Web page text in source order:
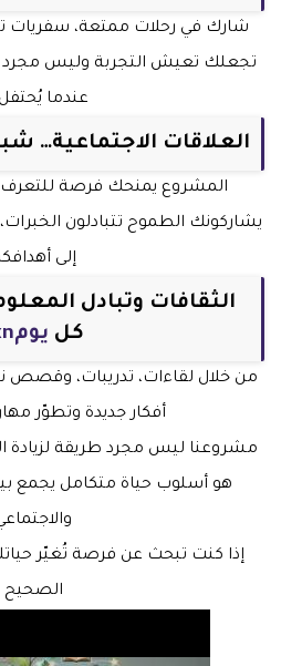
شارك في رحلات ممتعة، سفريات
تجعلك تعيش التجربة وليس مجرد
عندما
العلاقات الاجتماعية…
المشروع يمنحك فرصة
يشاركونك الطموح تتبادلون
إلى
الثقافات وتبادل
كل يومdxn
من خلال لقاءات، تدريبات، وقصص
أفكار جديدة وتطوّر
مشروعنا ليس مجرد طريقة لزيادة
هو أسلوب حياة متكامل يجمع بين
إذا كنت تبحث عن فرصة تُغيّر
الصحيح